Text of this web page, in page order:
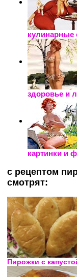
кулинарные
здоровье и
картинки и
с рецептом
смотрят:
Пирожки с